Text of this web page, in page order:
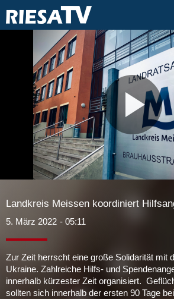
Landkreis Meissen koordiniert
5. März 2022 - 05:11
Zur Zeit herrscht eine große Solidarität mit
Ukraine. Zahlreiche Hilfs- und
innerhalb kürzester Zeit organisiert.
sollten sich innerhalb der ersten 90 Tage